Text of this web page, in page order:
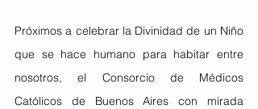
Próximos a celebrar la Divinidad de un Niño
que se hace humano para habitar entre
nosotros, el Consorcio de Médicos
Católicos de Buenos Aires con mirada